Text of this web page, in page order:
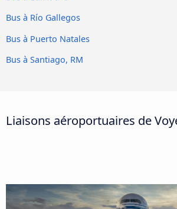
Bus à Río Gallegos
Bus à Puerto Natales
Bus à Santiago, RM
Liaisons aéroportuaires de